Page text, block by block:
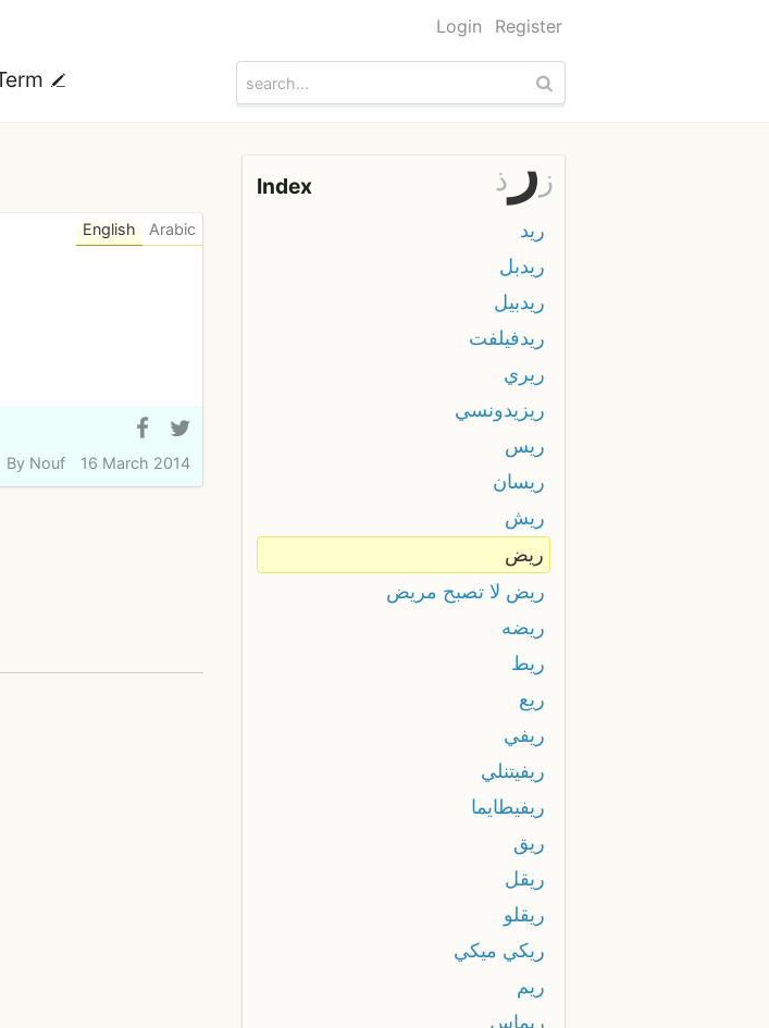
Login Register
English Arabic
By Nouf 16 March 2014
Index ذ ر ز
ريد
ريدبل
ريدبيل
ريدفيلفت
ريري
ريزيدونسي
ريس
ريسان
ريش
ريض
ريض لا تصبح مريض
ريضه
ريط
ريع
ريفي
ريفيتنلي
ريفيطايما
ريق
ريقل
ريقلو
ريكي ميكي
ريم
ريماس